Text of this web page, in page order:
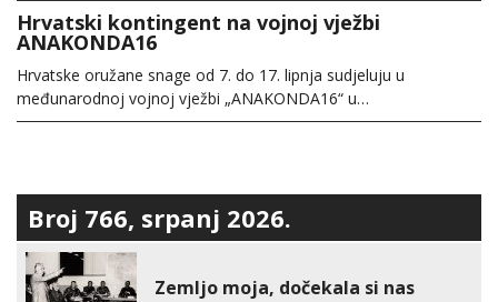
Hrvatski kontingent na vojnoj vježbi
ANAKONDA16
Hrvatske oružane snage od 7. do 17. lipnja sudjeluju u
međunarodnoj vojnoj vježbi „ANAKONDA16“ u…
Broj 766, srpanj 2026.
Zemljo moja, dočekala si nas